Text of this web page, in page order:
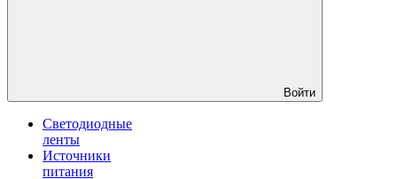
Войти
Светодиодные
ленты
Источники
питания